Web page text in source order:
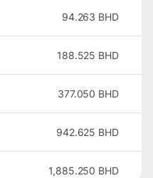
94.263 BHD
188.525 BHD
377.050 BHD
942.625 BHD
1,885.250 BHD